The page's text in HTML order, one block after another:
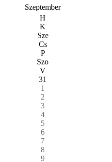
Szeptember
H
K
Sze
Cs
P
Szo
V
31
1
2
3
4
5
6
7
8
9